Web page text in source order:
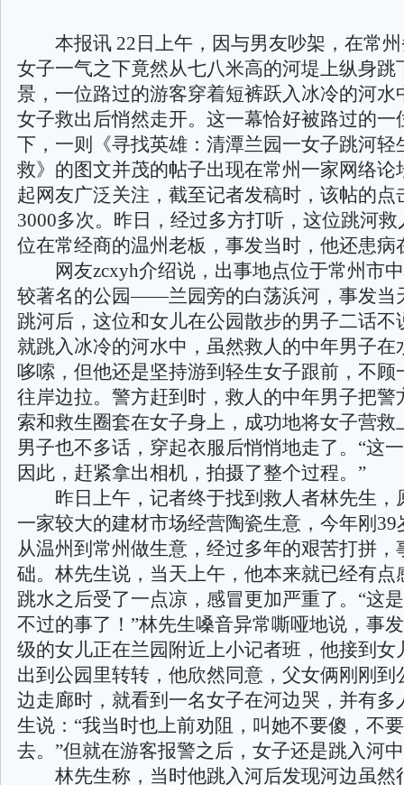
本报讯 22日上午，因与男友吵架，在常州
女子一气之下竟然从七八米高的河堤上纵身跳
景，一位路过的游客穿着短裤跃入冰冷的河水
女子救出后悄然走开。这一幕恰好被路过的一
下，一则《寻找英雄：清潭兰园一女子跳河轻
救》的图文并茂的帖子出现在常州一家网络论
起网友广泛关注，截至记者发稿时，该帖的点
3000多次。昨日，经过多方打听，这位跳河
位在常经商的温州老板，事发当时，他还患病
网友zcxyh介绍说，出事地点位于常州市
较著名的公园——兰园旁的白荡浜河，事发当
跳河后，这位和女儿在公园散步的男子二话不
就跳入冰冷的河水中，虽然救人的中年男子在
哆嗦，但他还是坚持游到轻生女子跟前，不顾
往岸边拉。警方赶到时，救人的中年男子把警
索和救生圈套在女子身上，成功地将女子营救
男子也不多话，穿起衣服后悄悄地走了。“这
因此，赶紧拿出相机，拍摄了整个过程。”
昨日上午，记者终于找到救人者林先生，
一家较大的建材市场经营陶瓷生意，今年刚39
从温州到常州做生意，经过多年的艰苦打拼，
础。林先生说，当天上午，他本来就已经有点
跳水之后受了一点凉，感冒更加严重了。“这
不过的事了！”林先生嗓音异常嘶哑地说，事
级的女儿正在兰园附近上小记者班，他接到女
出到公园里转转，他欣然同意，父女俩刚刚到
边走廊时，就看到一名女子在河边哭，并有多
生说：“我当时也上前劝阻，叫她不要傻，不
去。”但就在游客报警之后，女子还是跳入河
林先生称，当时他跳入河后发现河边虽然